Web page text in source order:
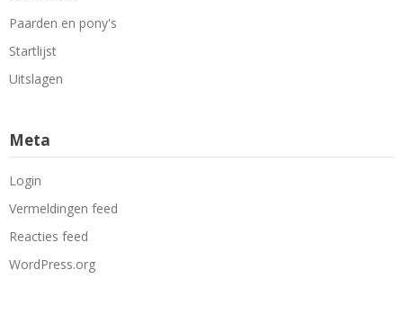
Paarden en pony's
Startlijst
Uitslagen
Meta
Login
Vermeldingen feed
Reacties feed
WordPress.org